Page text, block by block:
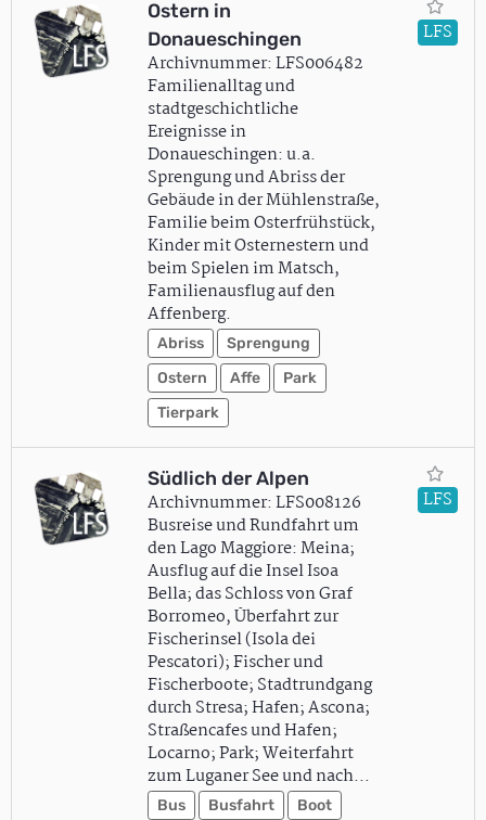
Ostern in
Donaueschingen
Archivnummer: LFS006482
Familienalltag und
stadtgeschichtliche
Ereignisse in
Donaueschingen: u.a.
Sprengung und Abriss der
Gebäude in der Mühlenstraße,
Familie beim Osterfrühstück,
Kinder mit Osternestern und
beim Spielen im Matsch,
Familienausflug auf den
Affenberg.
Abriss
Sprengung
Ostern
Affe
Park
Tierpark
LFS
Südlich der Alpen
Archivnummer: LFS008126
Busreise und Rundfahrt um
den Lago Maggiore: Meina;
Ausflug auf die Insel Isoa
Bella; das Schloss von Graf
Borromeo, Überfahrt zur
Fischerinsel (Isola dei
Pescatori); Fischer und
Fischerboote; Stadtrundgang
durch Stresa; Hafen; Ascona;
Straßencafes und Hafen;
Locarno; Park; Weiterfahrt
zum Luganer See und nach…
Bus Busfahrt
Boot
LFS